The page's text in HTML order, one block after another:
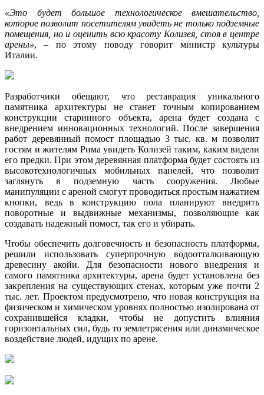
«Это будет большое технологическое вмешательство,
которое позволит посетителям увидеть не только подземные
помещения, но и оценить всю красоту Колизея, стоя в центре
арены», – по этому поводу говорит министр культуры
Италии.
Разработчики обещают, что реставрация уникального
памятника архитектуры не станет точным копированием
конструкции старинного объекта, арена будет создана с
внедрением инновационных технологий. После завершения
работ деревянный помост площадью 3 тыс. кв. м позволит
гостям и жителям Рима увидеть Колизей таким, каким видели
его предки. При этом деревянная платформа будет состоять из
высокотехнологичных мобильных панелей, что позволит
заглянуть в подземную часть сооружения. Любые
манипуляции с ареной смогут проводиться простым нажатием
кнопки, ведь в конструкцию пола планируют внедрить
поворотные и выдвижные механизмы, позволяющие как
создавать надежный помост, так его и убирать.
Чтобы обеспечить долговечность и безопасность платформы,
решили использовать суперпрочную водоотталкивающую
древесину акойи. Для безопасности нового внедрения и
самого памятника архитектуры, арена будет установлена без
закрепления на существующих стенах, которым уже почти 2
тыс. лет. Проектом предусмотрено, что новая конструкция на
физическом и химическом уровнях полностью изолирована от
сохранившейся кладки, чтобы не допустить влияния
горизонтальных сил, будь то землетрясения или динамическое
воздействие людей, идущих по арене.